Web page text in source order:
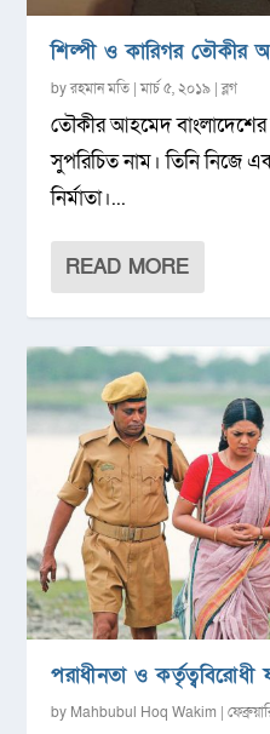
শিল্পী ও কারিগর তৌকীর
byরহমান মতি |মার্চ ৫, ২০১৯ |ব্লগ
তৌকীর আহমেদ
সুপরিচিত নাম। তিনি নিজে
নির্মাতা।...
READ MORE
পরাধীনতা ও
by Mahbubul Hoq Wakim |